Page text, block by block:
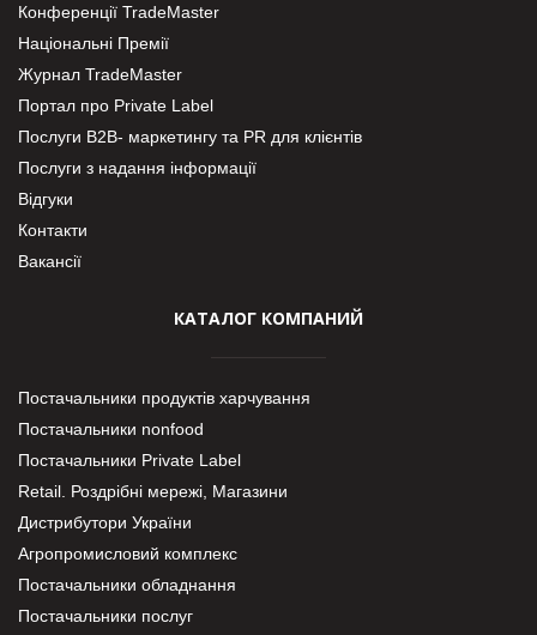
Конференції TradeMaster
Національні Премії
Журнал TradeMaster
Портал про Private Label
Послуги В2В- маркетингу та PR для клієнтів
Послуги з надання інформації
Відгуки
Контакти
Вакансії
КАТАЛОГ КОМПАНИЙ
Постачальники продуктів харчування
Постачальники nonfood
Постачальники Private Label
Retail. Роздрібні мережі, Магазини
Дистрибутори України
Агропромисловий комплекс
Постачальники обладнання
Постачальники послуг